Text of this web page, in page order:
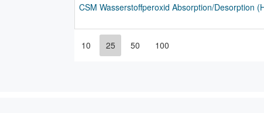
CSM Wasserstoffperoxid Absorption/Desorption
10 25 50 100